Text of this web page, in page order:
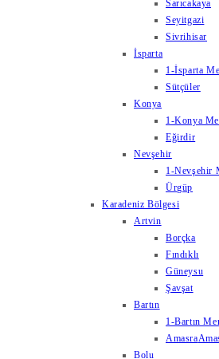
Sarıcakaya
Seyitgazi
Sivrihisar
İsparta
1-İsparta
Sütçüler
Konya
1-Konya
Eğirdir
Nevşehir
1-Nevşehir
Ürgüp
Karadeniz Bölgesi
Artvin
Borçka
Fındıklı
Güneysu
Şavşat
Bartın
1-Bartın
Amasra
Bolu